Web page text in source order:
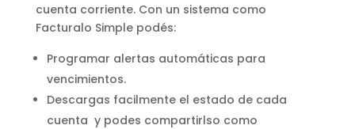
cuenta corriente. Con un sistema como
Facturalo Simple podés:
Programar alertas automáticas para
vencimientos.
Descargas facilmente el estado de cada
cuenta y podes compartirlso como